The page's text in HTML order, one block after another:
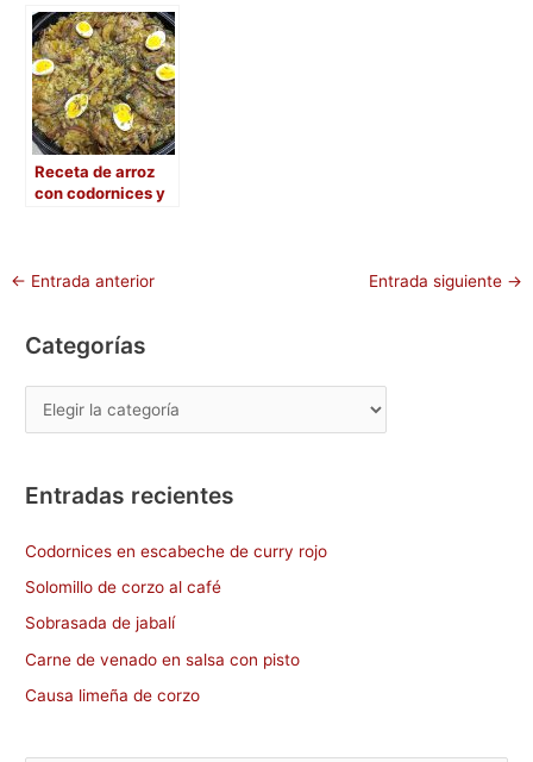
Receta de arroz
con codornices y
← Entrada anterior Entrada siguiente →
Categorías
Entradas recientes
Codornices en escabeche de curry rojo
Solomillo de corzo al café
Sobrasada de jabalí
Carne de venado en salsa con pisto
Causa limeña de corzo